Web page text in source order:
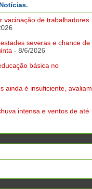
vacinação de trabalhadores
severas e chance de
- 8/6/2026
básica no
ainda é insuficiente, avaliam
intensa e ventos de até